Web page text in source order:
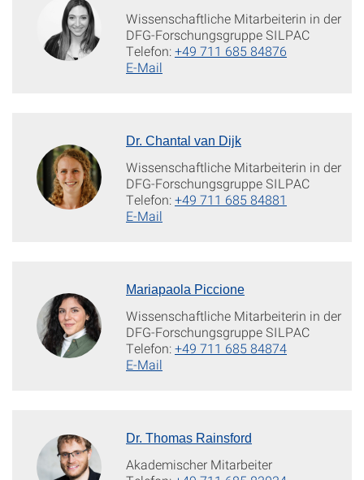
Wissenschaftliche Mitarbeiterin in der
DFG-Forschungsgruppe SILPAC
Telefon:+49 711 685 84876
E-Mail
Dr. Chantal van Dijk
Wissenschaftliche Mitarbeiterin in der
DFG-Forschungsgruppe SILPAC
Telefon:+49 711 685 84881
E-Mail
Mariapaola Piccione
Wissenschaftliche Mitarbeiterin in der
DFG-Forschungsgruppe SILPAC
Telefon:+49 711 685 84874
E-Mail
Dr. Thomas Rainsford
Akademischer Mitarbeiter